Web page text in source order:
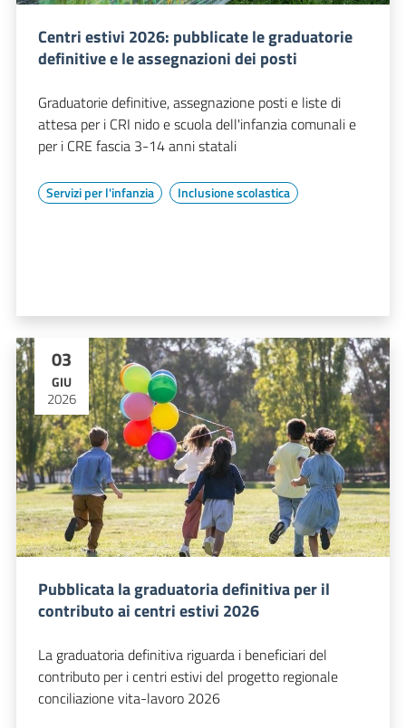
Centri estivi 2026: pubblicate le graduatorie
definitive e le assegnazioni dei posti
Graduatorie definitive, assegnazione posti e liste di
attesa per i CRI nido e scuola dell'infanzia comunali e
per i CRE fascia 3-14 anni statali
Servizi per l'infanzia Inclusione scolastica
03
GIU
2026
Pubblicata la graduatoria definitiva per il
contributo ai centri estivi 2026
La graduatoria definitiva riguarda i beneficiari del
contributo per i centri estivi del progetto regionale
conciliazione vita-lavoro 2026